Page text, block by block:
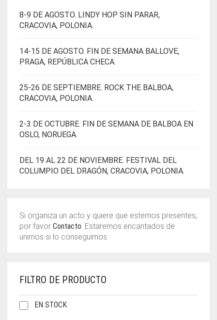
8-9 DE AGOSTO. LINDY HOP SIN PARAR,
CRACOVIA, POLONIA.
14-15 DE AGOSTO. FIN DE SEMANA BALLOVE,
PRAGA, REPÚBLICA CHECA.
25-26 DE SEPTIEMBRE. ROCK THE BALBOA,
CRACOVIA, POLONIA.
2-3 DE OCTUBRE. FIN DE SEMANA DE BALBOA EN
OSLO, NORUEGA.
DEL 19 AL 22 DE NOVIEMBRE. FESTIVAL DEL
COLUMPIO DEL DRAGÓN, CRACOVIA, POLONIA.
Si organiza un acto y quiere que estemos presentes,
por favor Contacto. Estaremos encantados de
unirnos si lo conseguimos.
FILTRO DE PRODUCTO
EN STOCK